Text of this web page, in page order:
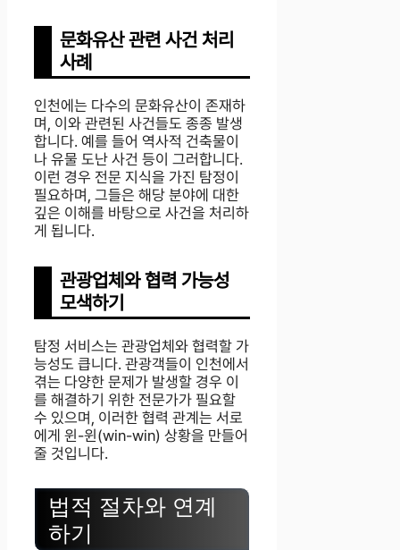
문화유산 관련 사건 처리
사례
인천에는 다수의 문화유산이 존재하
며, 이와 관련된 사건들도 종종 발생
합니다. 예를 들어 역사적 건축물이
나 유물 도난 사건 등이 그러합니다.
이런 경우 전문 지식을 가진 탐정이
필요하며, 그들은 해당 분야에 대한
깊은 이해를 바탕으로 사건을 처리하
게 됩니다.
관광업체와 협력 가능성
모색하기
탐정 서비스는 관광업체와 협력할 가
능성도 큽니다. 관광객들이 인천에서
겪는 다양한 문제가 발생할 경우 이
를 해결하기 위한 전문가가 필요할
수 있으며, 이러한 협력 관계는 서로
에게 윈-윈(win-win) 상황을 만들어
줄 것입니다.
법적 절차와 연계
하기